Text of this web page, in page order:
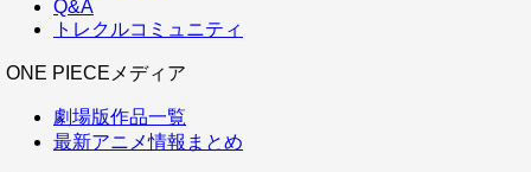
Q&A
トレクルコミュニティ
ONE PIECEメディア
劇場版作品一覧
最新アニメ情報まとめ